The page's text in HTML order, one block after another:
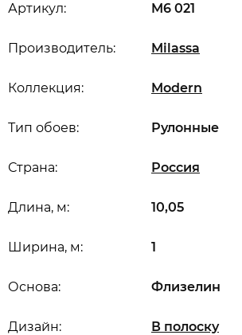
Артикул: M6 021
Производитель: Milassa
Коллекция: Modern
Длина, м: 10,05
Ширина, м: 1
Дизайн: В полоску
Основа: Флизелин
Страна: Россия
Тип обоев: Рулонные